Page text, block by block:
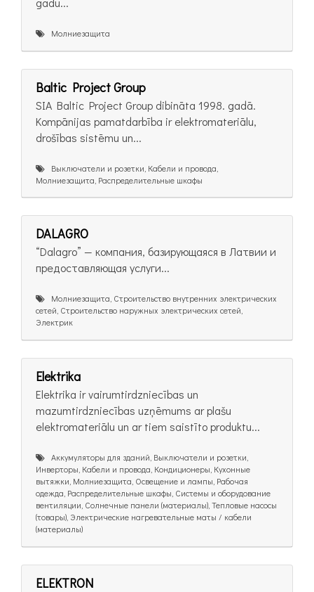
Молниезащита
Baltic Project Group
SIA Baltic Project Group dibināta 1998. gadā.
Kompānijas pamatdarbība ir elektromateriālu,
drošības sistēmu un...
Выключатели и розетки, Кабели и провода,
Молниезащита, Распределительные шкафы
DALAGRO
“Dalagro” — компания, базирующаяся в Латвии и
предоставляющая услуги...
Молниезащита, Строительство внутренних электрических
сетей, Строительство наружных электрических сетей,
Электрик
Elektrika
Elektrika ir vairumtirdzniecības un
mazumtirdzniecības uzņēmums ar plašu
elektromateriālu un ar tiem saistīto produktu...
Аккумуляторы для зданий, Выключатели и розетки,
Инверторы, Кабели и провода, Кондиционеры, Кухонные
вытяжки, Молниезащита, Освещение и лампы, Рабочая
одежда, Распределительные шкафы, Системы и оборудование
вентиляции, Солнечные панели (материалы), Тепловые насосы
(товары), Электрические нагревательные маты / кабели
(материалы)
ELEKTRON